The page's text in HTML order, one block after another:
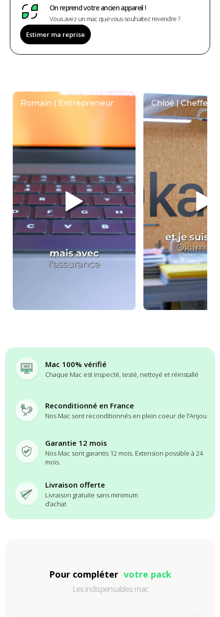
On reprend votre ancien appareil !
Vous avez un mac que vous souhaitez revendre ?
Estimer ma reprise
Mac 100% vérifié
Chaque Mac est inspecté, testé, nettoyé et réinstallé
Reconditionné en France
Nos Mac sont reconditionnés en plein coeur de l'Anjou
Garantie 12 mois
Nos Mac sont garantis 12 mois. Extension possible à 24
mois.
Livraison offerte
Livraison gratuite sans minimum
d’achat
Pour compléter votre pack
Les indispensables mac